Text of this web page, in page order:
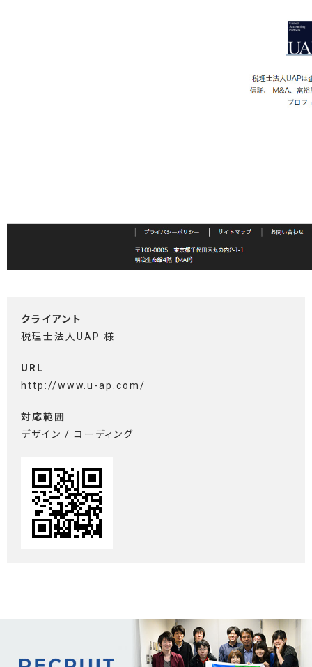
クライアント
税理士法人UAP 様
URL
http://www.u-ap.com/
対応範囲
デザイン / コーディング